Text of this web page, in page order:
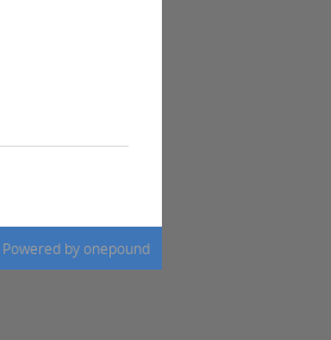
Powered by onepound